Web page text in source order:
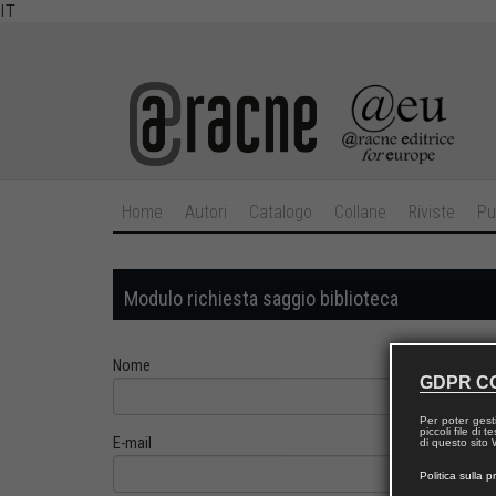
IT
Home Autori Catalogo Collane Riviste
Modulo richiesta saggio biblioteca
Nome
E-mail
GDPR
Per poter
piccoli file di
di questo sito
Politica sulla